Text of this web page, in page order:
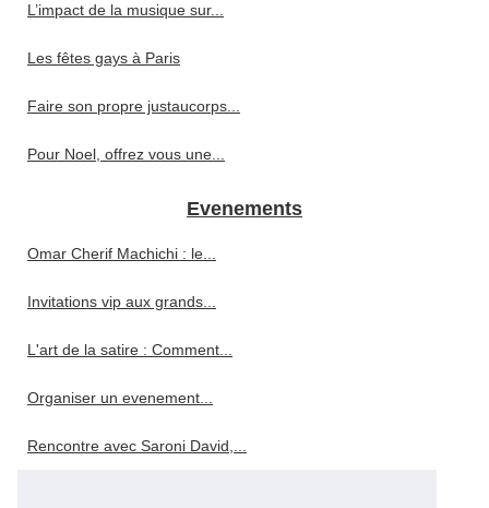
L’impact de la musique sur...
Les fêtes gays à Paris
Faire son propre justaucorps...
Pour Noel, offrez vous une...
Evenements
Omar Cherif Machichi : le...
Invitations vip aux grands...
L'art de la satire : Comment...
Organiser un evenement...
Rencontre avec Saroni David,...